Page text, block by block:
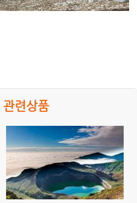
관련상품